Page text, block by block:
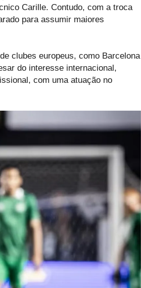
Carille. Contudo, com a troca
para assumir maiores
clubes europeus, como Barcelona
do interesse internacional,
com uma atuação no